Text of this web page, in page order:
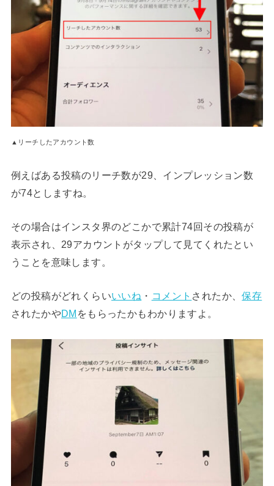
▲リーチしたアカウント数
例えばある投稿のリーチ数が29、インプレッション数
が74としますね。
その場合はインスタ界のどこかで累計74回その投稿が
表示され、29アカウントがタップして見てくれたとい
うことを意味します。
どの投稿がどれくらいいいね ・ コメント されたか、保存
されたかやDM をもらったかもわかりますよ。